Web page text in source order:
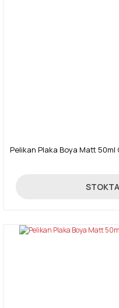
Pelikan Plaka Boya Matt
89,00